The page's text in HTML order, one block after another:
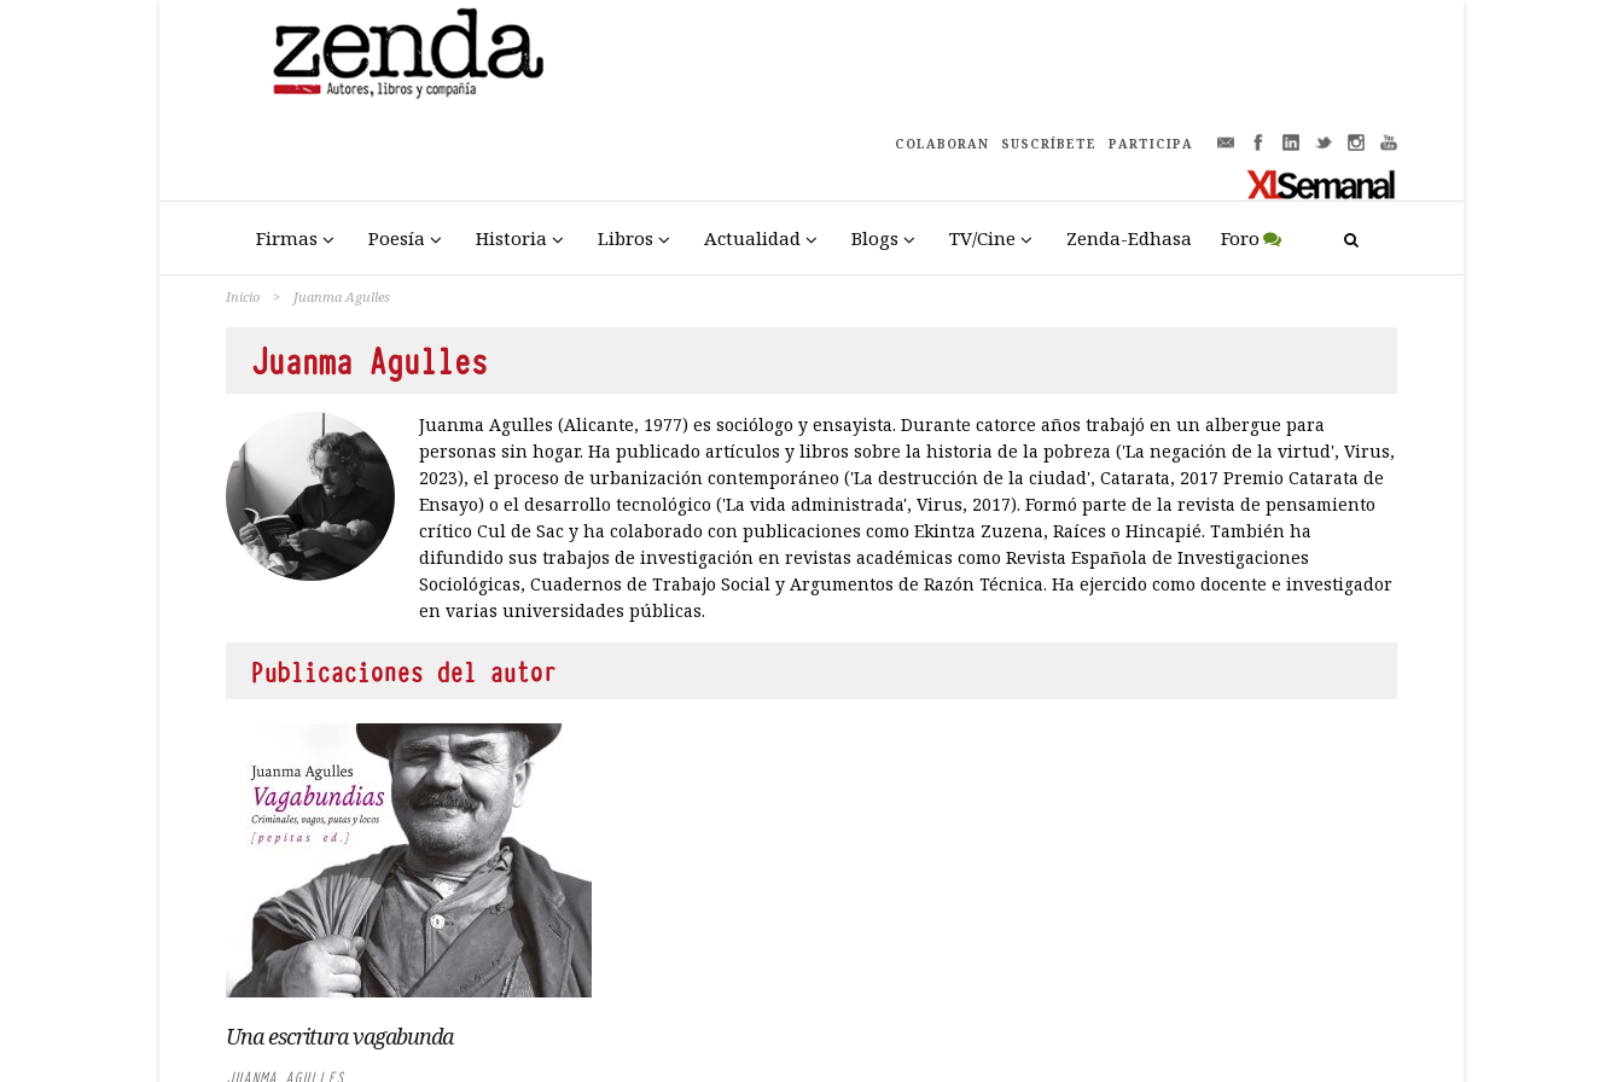
COLABORAN SUSCRÍBETE PARTICIPA
Firmas Poesía Historia Libros Actualidad Blogs TV/Cine Zenda-Edhasa Foro
Inicio > Juanma Agulles
Juanma Agulles
Juanma Agulles (Alicante, 1977) es sociólogo y ensayista. Durante catorce años trabajó en un albergue para
personas sin hogar. Ha publicado artículos y libros sobre la historia de la pobreza ('La negación de la virtud', Virus,
2023), el proceso de urbanización contemporáneo ('La destrucción de la ciudad', Catarata, 2017 Premio Catarata de
Ensayo) o el desarrollo tecnológico ('La vida administrada', Virus, 2017). Formó parte de la revista de pensamiento
crítico Cul de Sac y ha colaborado con publicaciones como Ekintza Zuzena, Raíces o Hincapié. También ha
difundido sus trabajos de investigación en revistas académicas como Revista Española de Investigaciones
Sociológicas, Cuadernos de Trabajo Social y Argumentos de Razón Técnica. Ha ejercido como docente e investigador
en varias universidades públicas.
Publicaciones del autor
Una escritura vagabunda